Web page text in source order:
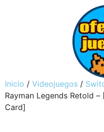
Inicio / Videojuegos /
Rayman Legends Retold
Card]